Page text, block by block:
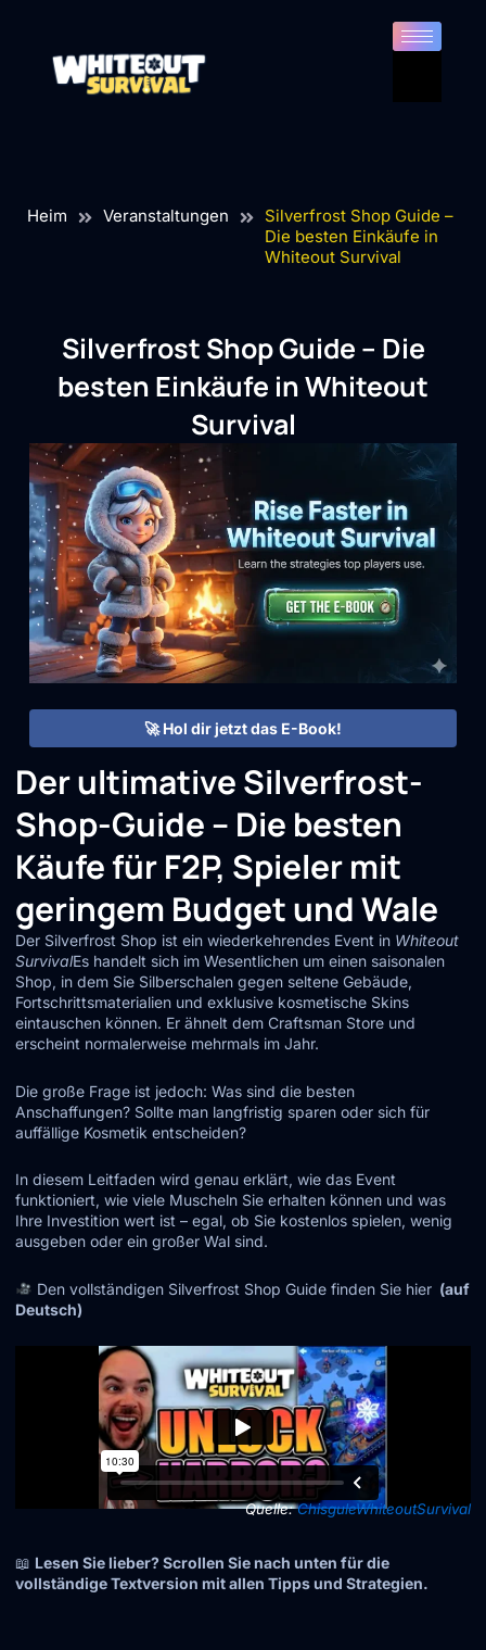
Heim Veranstaltungen
Silverfrost Shop Guide –
Die besten Einkäufe in
Whiteout Survival
Silverfrost Shop Guide – Die
besten Einkäufe in Whiteout
Survival
🚀 Hol dir jetzt das E-Book!
Der ultimative Silverfrost-
Shop-Guide – Die besten
Käufe für F2P, Spieler mit
geringem Budget und Wale
Der Silverfrost Shop ist ein wiederkehrendes Event in Whiteout
SurvivalEs handelt sich im Wesentlichen um einen saisonalen
Shop, in dem Sie Silberschalen gegen seltene Gebäude,
Fortschrittsmaterialien und exklusive kosmetische Skins
eintauschen können. Er ähnelt dem Craftsman Store und
erscheint normalerweise mehrmals im Jahr.
Die große Frage ist jedoch: Was sind die besten
Anschaffungen? Sollte man langfristig sparen oder sich für
auffällige Kosmetik entscheiden?
In diesem Leitfaden wird genau erklärt, wie das Event
funktioniert, wie viele Muscheln Sie erhalten können und was
Ihre Investition wert ist – egal, ob Sie kostenlos spielen, wenig
ausgeben oder ein großer Wal sind.
Den vollständigen Silverfrost Shop Guide finden Sie hier (auf
Deutsch)
Quelle:ChisguleWhiteoutSurvival
📖 Lesen Sie lieber? Scrollen Sie nach unten für die
vollständige Textversion mit allen Tipps und Strategien.